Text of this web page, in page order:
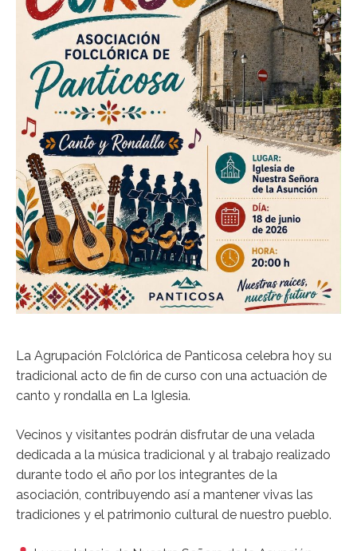
La Agrupación Folclórica de Panticosa celebra hoy su
tradicional acto de fin de curso con una actuación de
canto y rondalla en La Iglesia.
Vecinos y visitantes podrán disfrutar de una velada
dedicada a la música tradicional y al trabajo realizado
durante todo el año por los integrantes de la
asociación, contribuyendo así a mantener vivas las
tradiciones y el patrimonio cultural de nuestro pueblo.